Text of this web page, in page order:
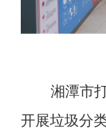
湘潭市
开展垃圾分